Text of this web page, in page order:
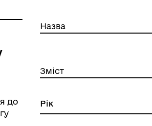
до
Назва
Зміст